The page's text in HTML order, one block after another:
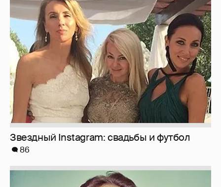
Звездный Instagram: свадьбы и футбол
86